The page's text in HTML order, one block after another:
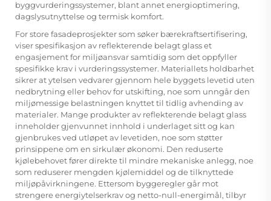
byggvurderingssystemer, blant annet energioptimering,
dagslysutnyttelse og termisk komfort.
For store fasadeprosjekter som søker bærekraftsertifisering,
viser spesifikasjon av reflekterende belagt glass et
engasjement for miljøansvar samtidig som det oppfyller
spesifikke krav i vurderingssystemer. Materiallets holdbarhet
sikrer at ytelsen vedvarer gjennom hele byggets levetid uten
nedbrytning eller behov for utskifting, noe som unngår den
miljømessige belastningen knyttet til tidlig avhending av
materialer. Mange produkter av reflekterende belagt glass
inneholder gjenvunnet innhold i underlaget sitt og kan
gjenbrukes ved utløpet av levetiden, noe som støtter
prinsippene om en sirkulær økonomi. Den reduserte
kjølebehovet fører direkte til mindre mekaniske anlegg, noe
som reduserer mengden kjølemiddel og de tilknyttede
miljøpåvirkningene. Ettersom byggeregler går mot
strengere energiytelserkrav og netto-null-energimål, tilbyr